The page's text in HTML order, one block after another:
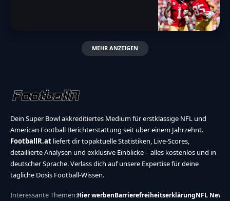
MEHR ANZEIGEN
Dein Super Bowl akkreditiertes Medium für erstklassige NFL und
American Football Berichterstattung seit über einem Jahrzehnt.
FootballR.at liefert dir topaktuelle Statistiken, Live-Scores,
detaillierte Analysen und exklusive Einblicke – alles kostenlos und in
deutscher Sprache. Verlass dich auf unsere Expertise für deine
tägliche Dosis Football-Wissen.
Interessante Themen:Hier werbenBarrierefreiheitserklärungNFL News